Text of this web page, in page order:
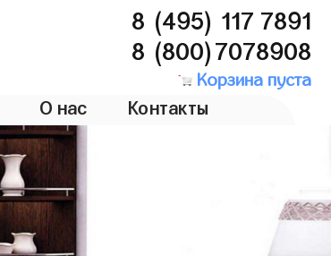
8 (495) 117 7891
8 (800)7078908
Корзина пуста
О нас Контакты